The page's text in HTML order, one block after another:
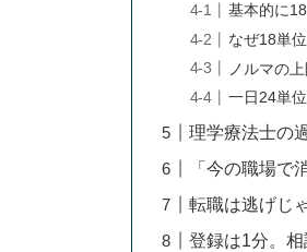
基本的に
なぜ18単
ノルマの
一日24単
理学療法士の
「今の職場で
転職は逃げじ
登録は1分。